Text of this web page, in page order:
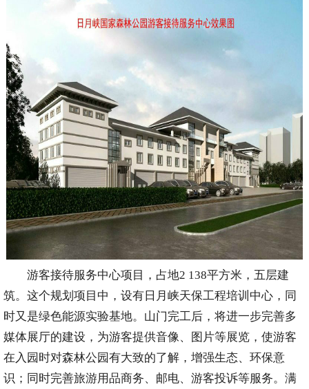
游客接待服务中心项目，占地2 138平方米，五层建
筑。这个规划项目中，设有日月峡天保工程培训中心，同
时又是绿色能源实验基地。山门完工后，将进一步完善多
媒体展厅的建设，为游客提供音像、图片等展览，使游客
在入园时对森林公园有大致的了解，增强生态、环保意
识；同时完善旅游用品商务、邮电、游客投诉等服务。满